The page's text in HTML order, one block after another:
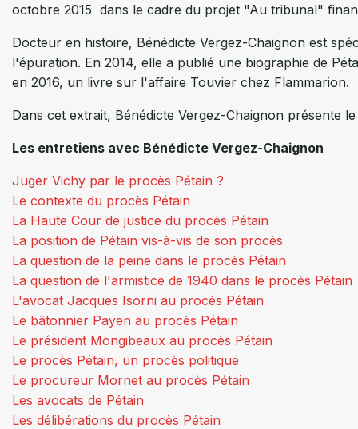
octobre 2015 dans le cadre du projet "Au tribunal"
Docteur en histoire, Bénédicte Vergez-Chaignon est
l'épuration. En 2014, elle a publié une biographie de
en 2016, un livre sur l'affaire Touvier chez Flammarion.
Dans cet extrait, Bénédicte Vergez-Chaignon présente
Les entretiens avec Bénédicte Vergez-Chaignon
Juger Vichy par le procès Pétain ?
Le contexte du procès Pétain
La Haute Cour de justice du procès Pétain
La position de Pétain vis-à-vis de son procès
La question de la peine dans le procès Pétain
La question de l'armistice de 1940 dans le procès Pétain
L'avocat Jacques Isorni au procès Pétain
Le bâtonnier Payen au procès Pétain
Le président Mongibeaux au procès Pétain
Le procès Pétain, un procès politique
Le procureur Mornet au procès Pétain
Les avocats de Pétain
Les délibérations du procès Pétain